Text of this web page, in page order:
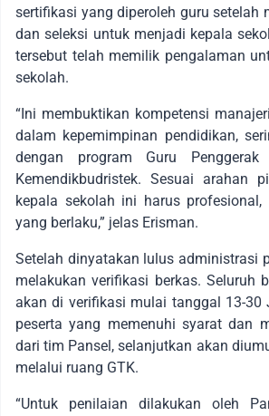
sertifikasi yang diperoleh guru setelah
dan seleksi untuk menjadi kepala
tersebut telah memilik pengalaman
sekolah.
“Ini membuktikan kompetensi
dalam kepemimpinan pendidikan,
dengan program Guru
Kemendikbudristek. Sesuai arahan
kepala sekolah ini harus
yang berlaku,” jelas Erisman.
Setelah dinyatakan lulus administrasi
melakukan verifikasi berkas. Seluruh
akan di verifikasi mulai tanggal 13-30
peserta yang memenuhi syarat dan
dari tim Pansel, selanjutkan akan
melalui ruang GTK.
“Untuk penilaian dilakukan oleh